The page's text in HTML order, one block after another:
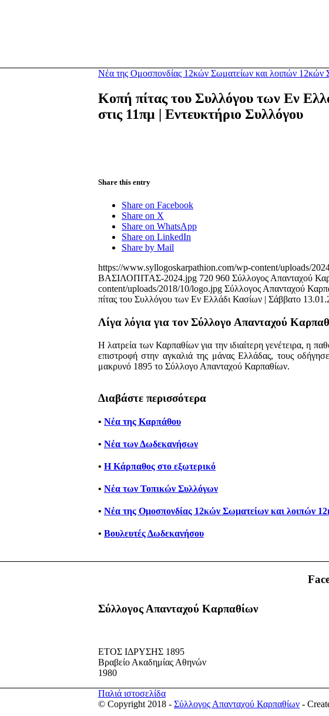
Νέα της Ομοσπονδίας 12κών Σωματείων και λοιπών 12κών
Κοπή πίτας του Συλλόγου των Εν
στις 11πμ | Εντευκτήριο Συλλόγου
Share this entry
Share on Facebook
Share on X
Share on WhatsApp
Share on LinkedIn
Share by Mail
https://www.syllogoskarpathion.com/wp-content/
ΒΑΣΙΛΟΠΙΤΑΣ-2024.jpg 720 960 Σύλλογος Απανταχού
content/uploads/2018/10/logo.jpg Σύλλογος Απανταχού
πίτας του Συλλόγου των Εν Ελλάδι Κασίων | Σάββατο
Λίγα λόγια για τον Σύλλογο Απανταχού
Η λατρεία των Καρπαθίων για την ιδιαίτερη γενέτειρα, η
επιστροφή στην αγκαλιά της μάνας Ελλάδας, τους
μακρυνό 1895 το Σύλλογο Απανταχού Καρπαθίων.
Διαβάστε περισσότερα
• Νέα της Καρπάθου
• Νέα των Δωδεκανήσων
• Η Κάρπαθος στο εξωτερικό
• Νέα των Τοπικών Συλλόγων
• Νέα της Ομοσπονδίας 12κών Σωματείων και λοιπών
• Βουλευτές Δωδεκανήσου
Σύλλογος Απανταχού Καρπαθίων
ΕΤΟΣ ΙΔΡΥΣΗΣ 1895
Βραβείο Ακαδημίας Αθηνών
1980
Παλιά ιστοσελίδα
© Copyright 2018 - Σύλλογος Απανταχού Καρπαθίων -